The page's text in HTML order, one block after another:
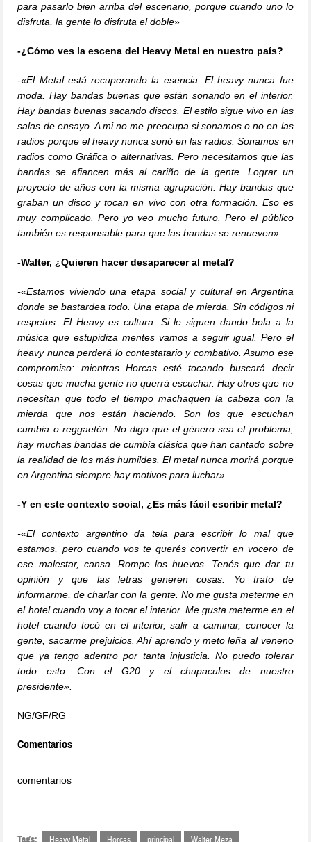
para pasarlo bien arriba del escenario, porque cuando uno lo
disfruta, la gente lo disfruta el doble»
-¿Cómo ves la escena del Heavy Metal en nuestro país?
-«El Metal está recuperando la esencia. El heavy nunca fue
moda. Hay bandas buenas que están sonando en el interior.
Hay bandas buenas sacando discos. El estilo sigue vivo en las
salas de ensayo. A mi no me preocupa si sonamos o no en las
radios porque el heavy nunca sonó en las radios. Sonamos en
radios como Gráfica o alternativas. Pero necesitamos que las
bandas se afiancen más al cariño de la gente. Lograr un
proyecto de años con la misma agrupación. Hay bandas que
graban un disco y tocan en vivo con otra formación. Eso es
muy complicado. Pero yo veo mucho futuro. Pero el público
también es responsable para que las bandas se renueven».
-Walter, ¿Quieren hacer desaparecer al metal?
-«Estamos viviendo una etapa social y cultural en Argentina
donde se bastardea todo. Una etapa de mierda. Sin códigos ni
respetos. El Heavy es cultura. Si le siguen dando bola a la
música que estupidiza mentes vamos a seguir igual. Pero el
heavy nunca perderá lo contestatario y combativo. Asumo ese
compromiso: mientras Horcas esté tocando buscará decir
cosas que mucha gente no querrá escuchar. Hay otros que no
necesitan que todo el tiempo machaquen la cabeza con la
mierda que nos están haciendo. Son los que escuchan
cumbia o reggaetón. No digo que el género sea el problema,
hay muchas bandas de cumbia clásica que han cantado sobre
la realidad de los más humildes. El metal nunca morirá porque
en Argentina siempre hay motivos para luchar».
-Y en este contexto social, ¿Es más fácil escribir metal?
-«El contexto argentino da tela para escribir lo mal que
estamos, pero cuando vos te querés convertir en vocero de
ese malestar, cansa. Rompe los huevos. Tenés que dar tu
opinión y que las letras generen cosas. Yo trato de
informarme, de charlar con la gente. No me gusta meterme en
el hotel cuando voy a tocar el interior. Me gusta meterme en el
hotel cuando tocó en el interior, salir a caminar, conocer la
gente, sacarme prejuicios. Ahí aprendo y meto leña al veneno
que ya tengo adentro por tanta injusticia. No puedo tolerar
todo esto. Con el G20 y el chupaculos de nuestro
presidente».
NG/GF/RG
Comentarios
comentarios
Tags: